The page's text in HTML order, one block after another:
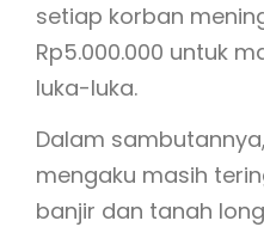
setiap korban
Rp5.000.000 untuk
luka-luka.
Dalam
mengaku masih
banjir dan tanah